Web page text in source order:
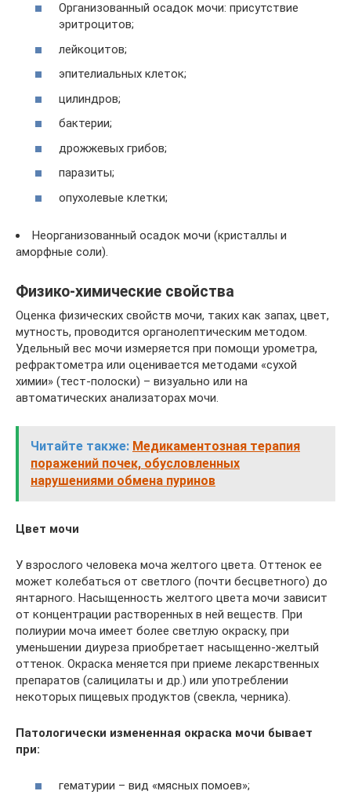
Организованный осадок мочи: присутствие
эритроцитов;
лейкоцитов;
эпителиальных клеток;
цилиндров;
бактерии;
дрожжевых грибов;
паразиты;
опухолевые клетки;
Неорганизованный осадок мочи (кристаллы и
аморфные соли).
Физико-химические свойства
Оценка физических свойств мочи, таких как запах, цвет,
мутность, проводится органолептическим методом.
Удельный вес мочи измеряется при помощи урометра,
рефрактометра или оценивается методами «сухой
химии» (тест-полоски) – визуально или на
автоматических анализаторах мочи.
Читайте также: Медикаментозная терапия
поражений почек, обусловленных
нарушениями обмена пуринов
Цвет мочи
У взрослого человека моча желтого цвета. Оттенок ее
может колебаться от светлого (почти бесцветного) до
янтарного. Насыщенность желтого цвета мочи зависит
от концентрации растворенных в ней веществ. При
полиурии моча имеет более светлую окраску, при
уменьшении диуреза приобретает насыщенно-желтый
оттенок. Окраска меняется при приеме лекарственных
препаратов (салицилаты и др.) или употреблении
некоторых пищевых продуктов (свекла, черника).
Патологически измененная окраска мочи бывает
при:
гематурии – вид «мясных помоев»;